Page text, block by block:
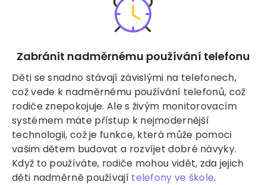
Zabránit nadměrnému používání telefonu
Děti se snadno stávají závislými na telefonech,
což vede k nadměrnému používání telefonů, což
rodiče znepokojuje. Ale s živým monitorovacím
systémem máte přístup k nejmodernější
technologii, což je funkce, která může pomoci
vašim dětem budovat a rozvíjet dobré návyky.
Když to používáte, rodiče mohou vidět, zda jejich
děti nadměrně používají telefony ve škole.